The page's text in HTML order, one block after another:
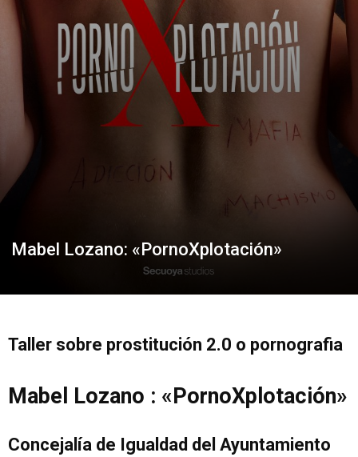
Mabel Lozano: «PornoXplotación»
Taller sobre prostitución 2.0 o pornografia
Mabel Lozano : «PornoXplotación»
Concejalía de Igualdad del Ayuntamiento